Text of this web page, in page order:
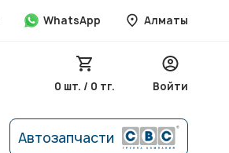
WhatsApp Алматы
0 шт. / 0 тг. Войти
Автозапчасти